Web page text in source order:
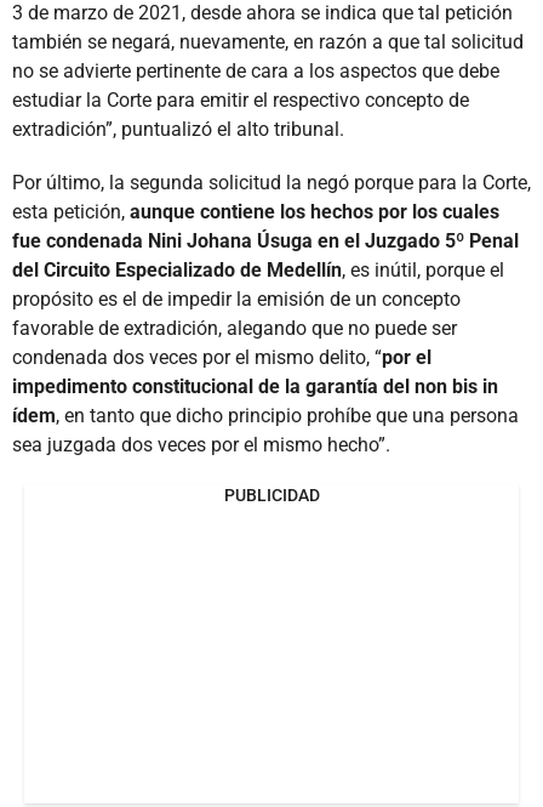
3 de marzo de 2021, desde ahora se indica que tal petición
también se negará, nuevamente, en razón a que tal solicitud
no se advierte pertinente de cara a los aspectos que debe
estudiar la Corte para emitir el respectivo concepto de
extradición”, puntualizó el alto tribunal.
Por último, la segunda solicitud la negó porque para la Corte,
esta petición, aunque contiene los hechos por los cuales
fue condenada Nini Johana Úsuga en el Juzgado 5º Penal
del Circuito Especializado de Medellín, es inútil, porque el
propósito es el de impedir la emisión de un concepto
favorable de extradición, alegando que no puede ser
condenada dos veces por el mismo delito, “por el
impedimento constitucional de la garantía del non bis in
ídem, en tanto que dicho principio prohíbe que una persona
sea juzgada dos veces por el mismo hecho”.
PUBLICIDAD